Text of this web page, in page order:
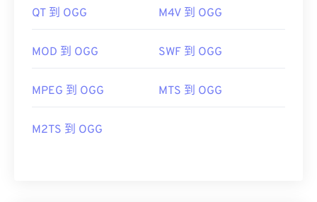
QT 到 OGG M4V 到 OGG
MOD 到 OGG SWF 到 OGG
MPEG 到 OGG MTS 到 OGG
M2TS 到 OGG